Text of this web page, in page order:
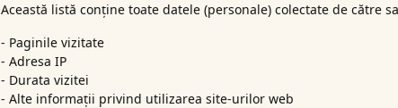
Această listă conține toate datele (personale) colectate de către
- Paginile vizitate
- Adresa IP
- Durata vizitei
- Alte informații privind utilizarea site-urilor web